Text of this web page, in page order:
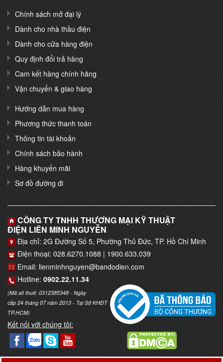
Chính sách mở đại lý
Dành cho nhà thầu điện
Dành cho cửa hàng điện
Quy định đổi trả hàng
Cam kết hàng chính hãng
Vận chuyển & giao hàng
Hướng dẫn mua hàng
Phương thức thanh toán
Thông tin tài khoản
Chính sách bảo hành
Hàng khuyến mãi
Sơ đồ đường đi
CÔNG TY TNHH THƯƠNG MẠI KỸ THUẬT
ĐIỆN LIÊN MINH NGUYỄN
Địa chỉ: 2G Đường Số 5, Phường Thủ Đức, TP. Hồ Chí Minh
Điện thoại: 028.6270.1088 | 1900.633.039
Email: lienminhnguyen@bandodien.com
Hotline: 0902.22.11.34
(Mã số thuế: 0312385348 - Ngày
cấp 24 tháng 07 năm 2013 - Tại Sở KHĐT
TP.HCM)
Kết nối với chúng tôi: